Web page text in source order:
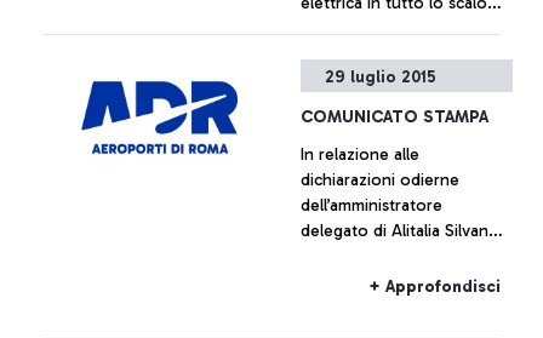
+ Approfondisci
29 luglio 2015
COMUNICATO STAMPA
In relazione alle
dichiarazioni odierne
dell’amministratore
delegato di Alitalia Silvano
non intende commentare le
+ Approfondisci